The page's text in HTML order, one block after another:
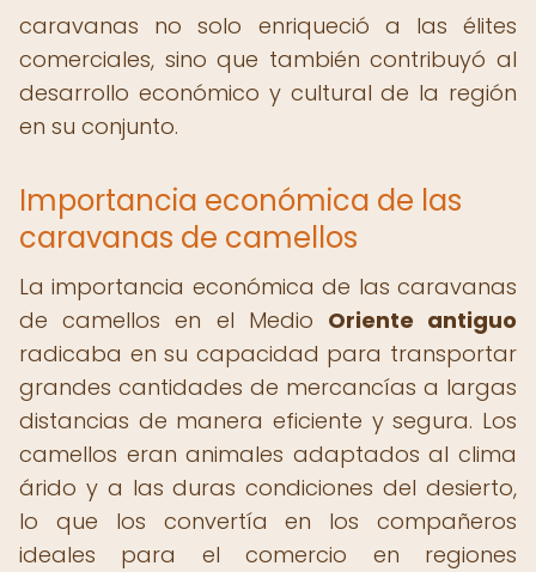
caravanas no solo enriqueció a las élites
comerciales, sino que también contribuyó al
desarrollo económico y cultural de la región
en su conjunto.
Importancia económica de las
caravanas de camellos
La importancia económica de las caravanas
de camellos en el Medio Oriente antiguo
radicaba en su capacidad para transportar
grandes cantidades de mercancías a largas
distancias de manera eficiente y segura. Los
camellos eran animales adaptados al clima
árido y a las duras condiciones del desierto,
lo que los convertía en los compañeros
ideales para el comercio en regiones